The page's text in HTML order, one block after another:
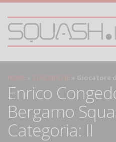
HOME CLASSIFICHE Giocatore
Enrico
Bergamo
Categoria: II